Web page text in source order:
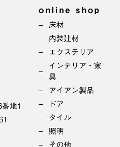
地1
online shop
床材
内装建材
エクステリア
インテリア・家
具
アイアン製品
ドア
タイル
照明
その他